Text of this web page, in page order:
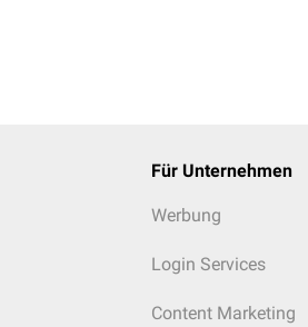
Für Unternehmen
Werbung
Login Services
Content Marketing